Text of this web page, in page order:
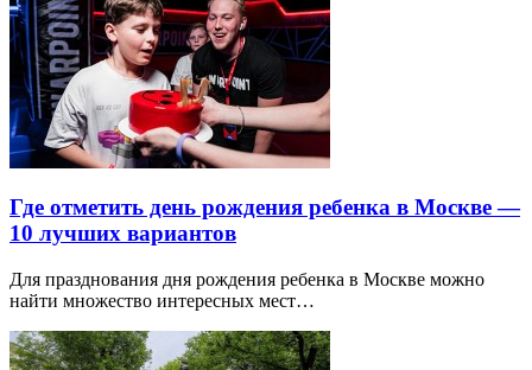
Где отметить день рождения ребенка в Москве —
10 лучших вариантов
Для празднования дня рождения ребенка в Москве можно
найти множество интересных мест…